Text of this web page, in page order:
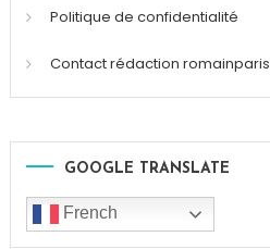
Politique de confidentialité
Contact rédaction romainparis
GOOGLE TRANSLATE
French